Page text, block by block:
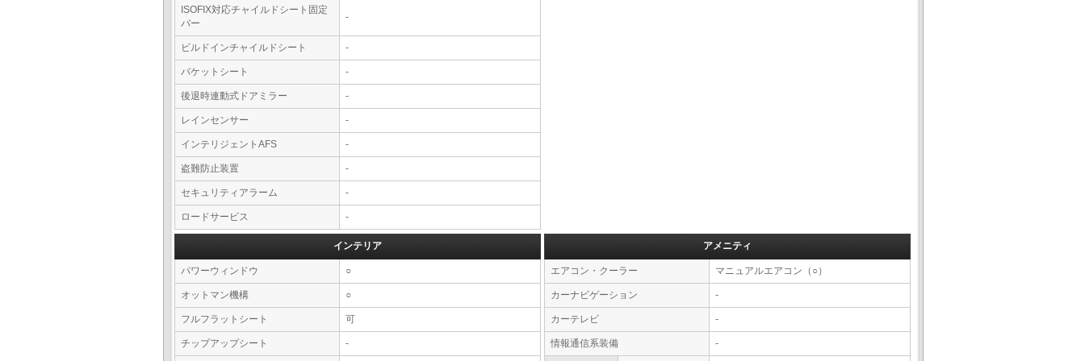
ISOFIX対応チャイルドシート固定
バー
-
ビルドインチャイルドシート -
バケットシート -
後退時連動式ドアミラー -
レインセンサー -
インテリジェントAFS -
盗難防止装置 -
セキュリティアラーム -
ロードサービス -
インテリア
パワーウィンドウ ○
オットマン機構 ○
フルフラットシート 可
チップアップシート -
アメニティ
エアコン・クーラー マニュアルエアコン（○）
カーナビゲーション -
カーテレビ -
情報通信系装備 -